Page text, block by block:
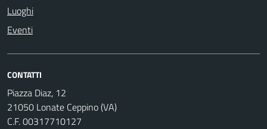
Luoghi
Eventi
CONTATTI
Piazza Diaz, 12
21050 Lonate Ceppino (VA)
C.F. 00317710127